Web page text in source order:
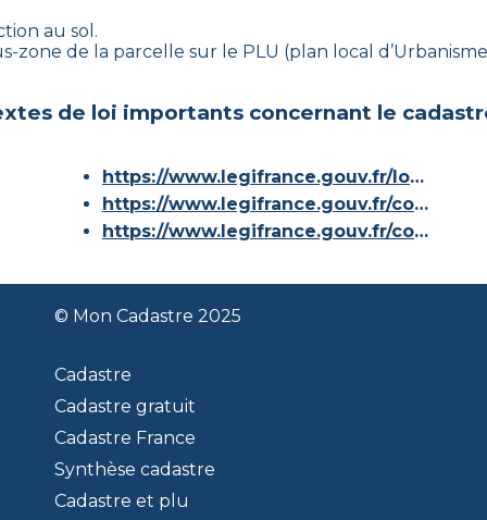
au sol.
zone de la parcelle sur le PLU (plan local
de loi importants concernant le
https://www.legifrance.gouv.fr/loda/id/JORFTEXT000000686267/
https://www.legifrance.gouv.fr/codes/article_lc/LEGIARTI000036588629/
https://www.legifrance.gouv.fr/codes/id/LEGISCTA000006180153/
© Mon Cadastre 2025
Cadastre
Cadastre gratuit
Cadastre France
Synthèse cadastre
Cadastre et plu